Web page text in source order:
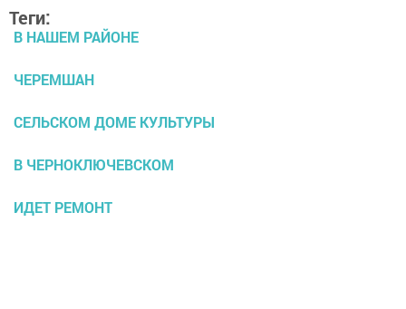
Теги:
В НАШЕМ РАЙОНЕ
ЧЕРЕМШАН
СЕЛЬСКОМ ДОМЕ КУЛЬТУРЫ
В ЧЕРНОКЛЮЧЕВСКОМ
ИДЕТ РЕМОНТ